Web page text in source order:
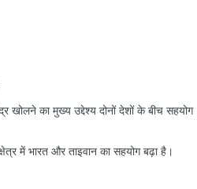
का मुख्य उद्देश्य दोनों देशों के बीच सहयोग
में भारत और ताइवान का सहयोग बढ़ा है।